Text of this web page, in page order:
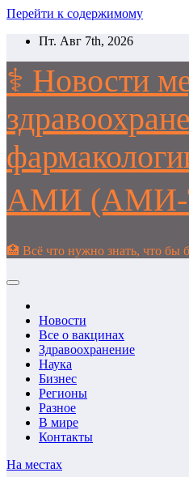
Перейти к содержимому
Пт. Авг 7th, 2026
⚕️ Новости
АМИ (АМИ-
🏥 Всё что нужно знать, что бы
Новости
Все о вакцинах
Здравоохранение
Наука
Бизнес
Регионы
Разное
В мире
Контакты
На местах